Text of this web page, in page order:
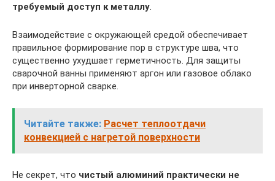
требуемый доступ к металлу.
Взаимодействие с окружающей средой обеспечивает
правильное формирование пор в структуре шва, что
существенно ухудшает герметичность. Для защиты
сварочной ванны применяют аргон или газовое облако
при инверторной сварке.
Читайте также: Расчет теплоотдачи
конвекцией с нагретой поверхности
Не секрет, что чистый алюминий практически не